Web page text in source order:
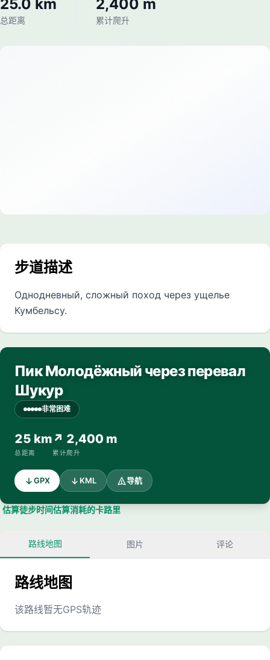
25.0 km
总距离
2,400 m
累计爬升
步道描述
Однодневный, сложный поход через ущелье
Кумбельсу.
Пик Молодёжный через перевал
Шукур
非常困难
25 km
总距离
↗ 2,400 m
累计爬升
GPX KML 导航
估算徒步时间估算消耗的卡路里
路线地图 图片 评论
路线地图
该路线暂无GPS轨迹